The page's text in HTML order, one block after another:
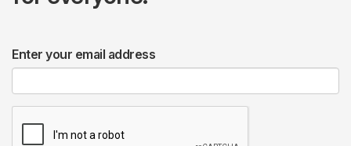
Enter your email address